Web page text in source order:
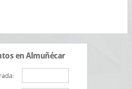
en Almuñécar